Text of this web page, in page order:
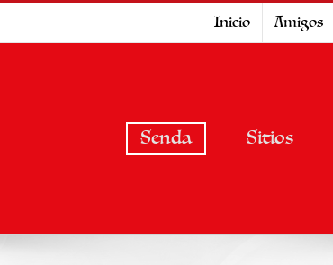
Inicio Amigos
Senda Sitios